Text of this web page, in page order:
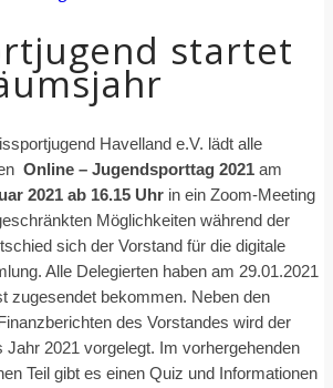
startet
Havelland e.V. lädt alle
Online – Jugendsporttag 2021 am
2021 ab 16.15 Uhr in ein Zoom-Meeting
Möglichkeiten während der
sich der Vorstand für die digitale
Alle Delegierten haben am 29.01.2021
zugesendet bekommen. Neben den
des Vorstandes wird der
Jahr 2021 vorgelegt. Im vorhergehenden
Teil gibt es einen Quiz und Informationen